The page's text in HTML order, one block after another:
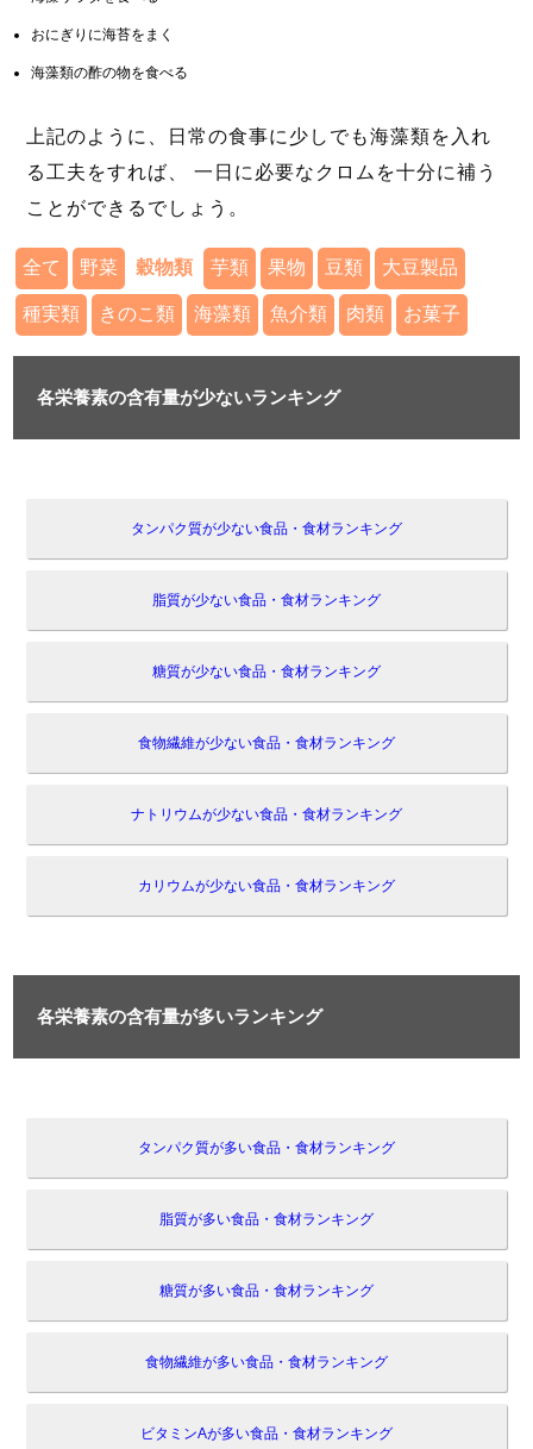
おにぎりに海苔をまく
海藻類の酢の物を食べる
上記のように、日常の食事に少しでも海藻類を入れ
る工夫をすれば、 一日に必要なクロムを十分に補う
ことができるでしょう。
全て 野菜 穀物類 芋類 果物 豆類 大豆製品
種実類 きのこ類 海藻類 魚介類 肉類 お菓子
各栄養素の含有量が少ないランキング
タンパク質が少ない食品・食材ランキング
脂質が少ない食品・食材ランキング
糖質が少ない食品・食材ランキング
食物繊維が少ない食品・食材ランキング
ナトリウムが少ない食品・食材ランキング
カリウムが少ない食品・食材ランキング
各栄養素の含有量が多いランキング
タンパク質が多い食品・食材ランキング
脂質が多い食品・食材ランキング
糖質が多い食品・食材ランキング
食物繊維が多い食品・食材ランキング
ビタミンAが多い食品・食材ランキング